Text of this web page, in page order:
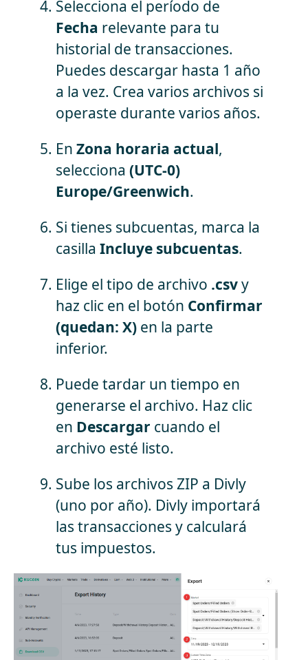
Selecciona el período de
Fecha relevante para tu
historial de transacciones.
Puedes descargar hasta 1 año
a la vez. Crea varios archivos si
operaste durante varios años.
En Zona horaria actual,
selecciona (UTC-0)
Europe/Greenwich.
Si tienes subcuentas, marca la
casilla Incluye subcuentas.
Elige el tipo de archivo .csvy
haz clic en el botón Confirmar
(quedan: X) en la parte
inferior.
Puede tardar un tiempo en
generarse el archivo. Haz clic
en Descargar cuando el
archivo esté listo.
Sube los archivos ZIP a Divly
(uno por año). Divly importará
las transacciones y calculará
tus impuestos.